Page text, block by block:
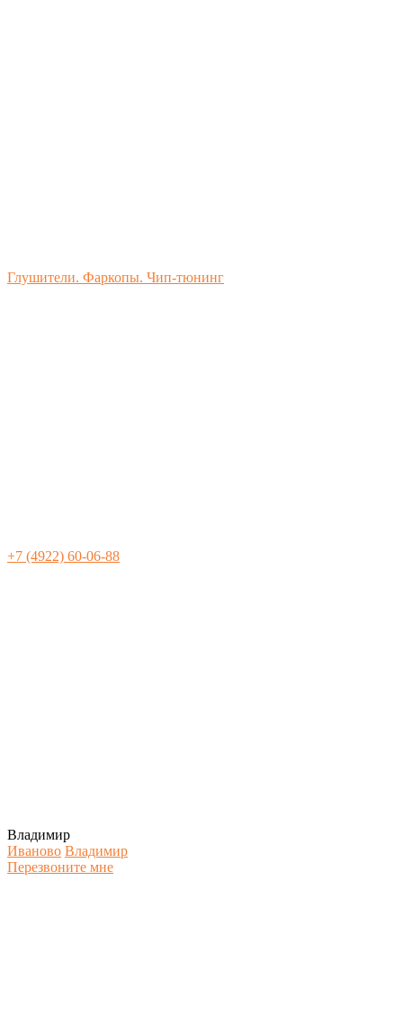
Глушители. Фаркопы. Чип-тюнинг
+7 (4922) 60-06-88
Владимир
Иваново Владимир
Перезвоните мне